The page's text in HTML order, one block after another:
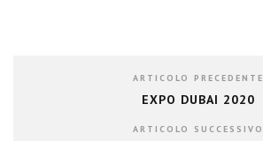
ARTICOLO PRECEDENTE
EXPO DUBAI 2020
ARTICOLO SUCCESSIVO